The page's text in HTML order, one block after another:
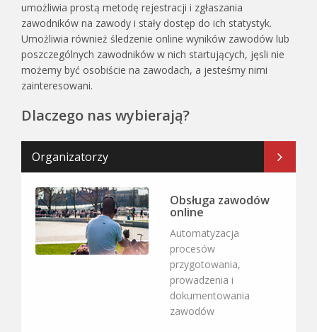
umożliwia prostą metodę rejestracji i zgłaszania
zawodników na zawody i stały dostęp do ich statystyk.
Umożliwia również śledzenie online wyników zawodów lub
poszczególnych zawodników w nich startujących, jęsli nie
możemy być osobiście na zawodach, a jesteśmy nimi
zainteresowani.
Dlaczego nas wybierają?
Organizatorzy
Obsługa zawodów
online
Automatyzacja
procesów
przygotowania,
prowadzenia i
dokumentowania
zawodów